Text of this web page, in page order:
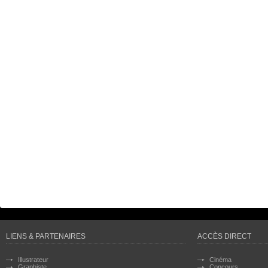
LIENS & PARTENAIRES
Illustrateur
ACCÈS DIRECT
Cinéma